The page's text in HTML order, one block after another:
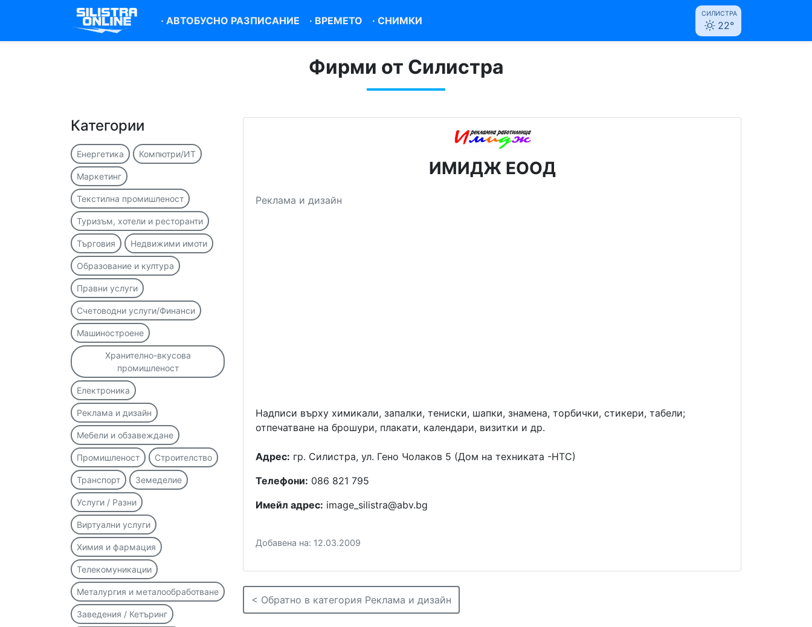
·АВТОБУСНО РАЗПИСАНИЕ · ВРЕМЕТО ·СНИМКИ
СИЛИСТРА
22°
Фирми от Силистра
ИМИДЖ ЕООД
Реклама и дизайн
Надписи върху химикали, запалки, тениски, шапки, знамена, торбички, стикери, табели;
отпечатване на брошури, плакати, календари, визитки и др.
Адрес: гр. Силистра, ул. Гено Чолаков 5 (Дом на техниката -НТС)
Телефони: 086 821 795
Имейл адрес: image_silistra@abv.bg
Добавена на: 12.03.2009
< Обратно в категория Реклама и дизайн
Категории
Енергетика Компютри/ИТ
Маркетинг
Текстилна промишленост
Туризъм, хотели и ресторанти
Търговия Недвижими имоти
Образование и култура
Правни услуги
Счетоводни услуги/Финанси
Машиностроене
Хранително-вкусова
промишленост
Електроника
Реклама и дизайн
Мебели и обзавеждане
Промишленост Строителство
Транспорт Земеделие
Услуги / Разни
Виртуални услуги
Химия и фармация
Телекомуникации
Металургия и металообработване
Заведения / Кетъринг